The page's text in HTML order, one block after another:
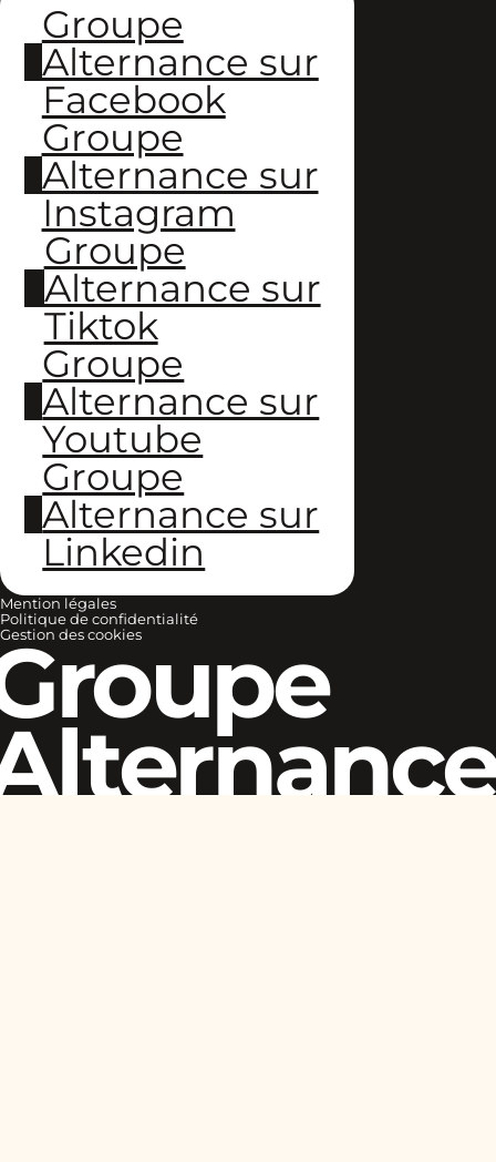
Groupe
Alternance sur
Facebook
Groupe
Alternance sur
Instagram
Groupe
Alternance sur
Tiktok
Groupe
Alternance sur
Youtube
Groupe
Alternance sur
Linkedin
Mention légales
Politique de confidentialité
Gestion des cookies